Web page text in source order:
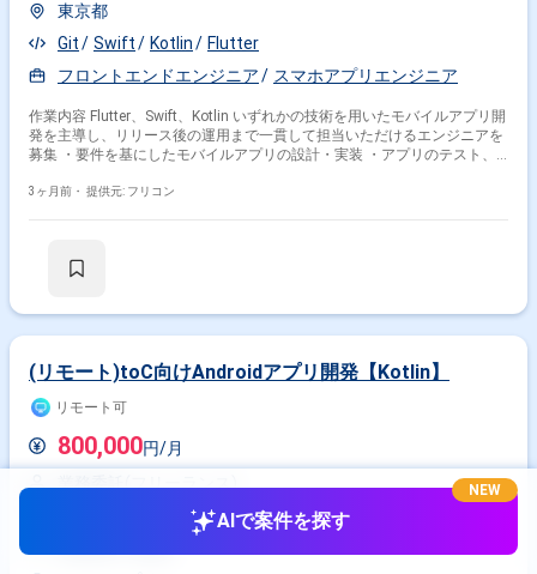
東京都
Git
Swift Kotlin
Flutter
フロントエンドエンジニア
スマホアプリエンジニア
作業内容 Flutter、Swift、Kotlin いずれかの技術を用いたモバイルアプリ開
発を主導し、リリース後の運用まで一貫して担当いただけるエンジニアを
募集 ・要件を基にしたモバイルアプリの設計・実装 ・アプリのテスト、
能追加・改善提案
3ヶ月前・ 提供元: フリコン
(リモート)toC向けAndroidアプリ開発【Kotlin】
リモート可
800,000円/月
業務委託(フリーランス)
AIで案件を探す
NEW